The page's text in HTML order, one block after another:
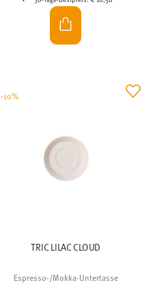
TRIC LILAC CLOUD
Espresso-/Mokka-Untertasse
-10%